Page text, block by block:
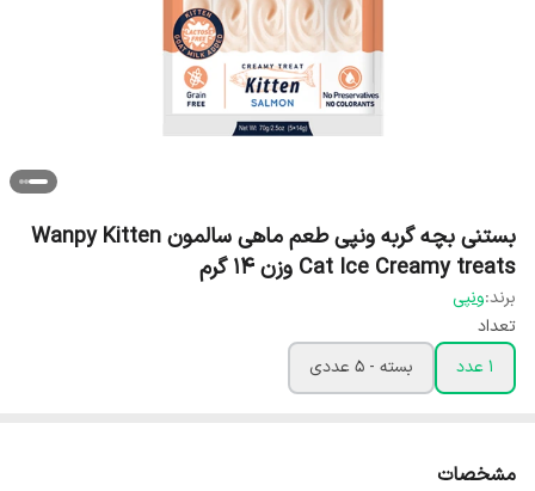
بستنی بچه گربه ونپی طعم ماهی سالمون Wanpy Kitten
Cat Ice Creamy treats وزن ۱۴ گرم
برند:ونپی
تعداد
1 عدد
بسته - 5 عددی
مشخصات